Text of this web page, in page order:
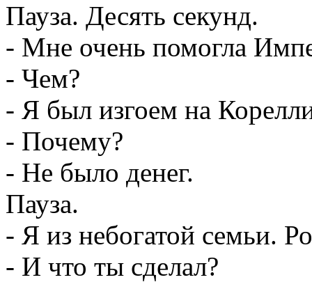
Пауза. Десять секунд.
- Мне очень помогла
- Чем?
- Я был изгоем на
- Почему?
- Не было денег.
Пауза.
- Я из небогатой семьи.
- И что ты сделал?